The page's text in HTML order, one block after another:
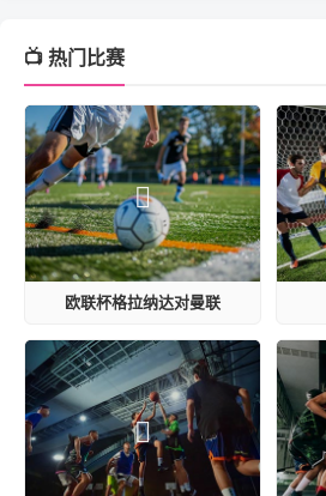
📺 热门比赛
欧联杯格拉纳达对曼联